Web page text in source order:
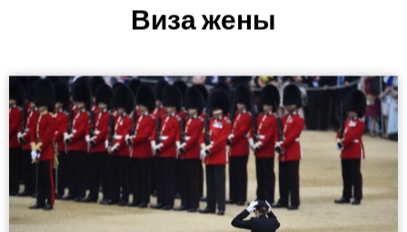
Виза жены